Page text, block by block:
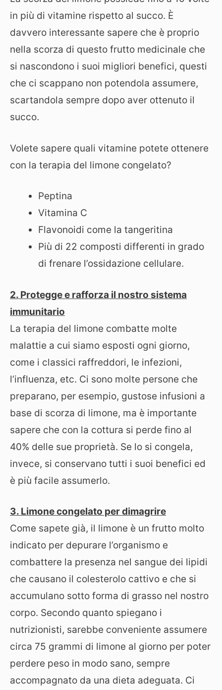
in più di vitamine rispetto al succo. È
davvero interessante sapere che è proprio
nella scorza di questo frutto medicinale che
si nascondono i suoi migliori benefici, questi
che ci scappano non potendola assumere,
scartandola sempre dopo aver ottenuto il
succo.
Volete sapere quali vitamine potete ottenere
con la terapia del limone congelato?
Peptina
Vitamina C
Flavonoidi come la tangeritina
Più di 22 composti differenti in grado
di frenare l’ossidazione cellulare.
2. Protegge e rafforza il nostro sistema
immunitario
La terapia del limone combatte molte
malattie a cui siamo esposti ogni giorno,
come i classici raffreddori, le infezioni,
l’influenza, etc. Ci sono molte persone che
preparano, per esempio, gustose infusioni a
base di scorza di limone, ma è importante
sapere che con la cottura si perde fino al
40% delle sue proprietà. Se lo si congela,
invece, si conservano tutti i suoi benefici ed
è più facile assumerlo.
3. Limone congelato per dimagrire
Come sapete già, il limone è un frutto molto
indicato per depurare l’organismo e
combattere la presenza nel sangue dei lipidi
che causano il colesterolo cattivo e che si
accumulano sotto forma di grasso nel nostro
corpo. Secondo quanto spiegano i
nutrizionisti, sarebbe conveniente assumere
circa 75 grammi di limone al giorno per poter
perdere peso in modo sano, sempre
accompagnato da una dieta adeguata. Ci